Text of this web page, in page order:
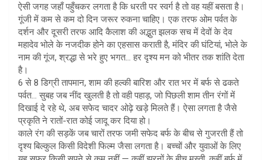
ऐसी जगह जहाँ पहुँचकर लगता है कि धरती पर स्वर्ग है तो वह यहीं बसता है।
गूंजी में कम से कम दो दिन जरूर रुकना चाहिए। एक तरफ ओम पर्वत के
दर्शन और दूसरी तरफ आदि कैलाश की अद्भुत झलक सच में देवों के देव
महादेव भोले के नजदीक होने का एहसास कराती है, मंदिर की घंटियां, भोले के
नाम की गूंज, श्रद्धा से भरे हुए भगत… हर दृश्य मन को भीतर तक शांति देता
है।
6 से 8 डिग्री तापमान, शाम की हल्की बारिश और रात भर में बर्फ से ढकते
पर्वत… सुबह जब नींद खुलती है तो वही पहाड़, जो पिछली शाम तीन रंगों में
दिखाई दे रहे थे, अब सफेद चादर ओढ़े खड़े मिलते हैं। ऐसा लगता है जैसे
प्रकृति ने रातों-रात कोई जादू कर दिया हो।
काले रंग की सड़कें जब चारों तरफ जमी सफेद बर्फ के बीच से गुजरती हैं तो
दृश्य बिल्कुल किसी विदेशी फिल्म जैसा लगता है। बच्चों और युवाओं के लिए